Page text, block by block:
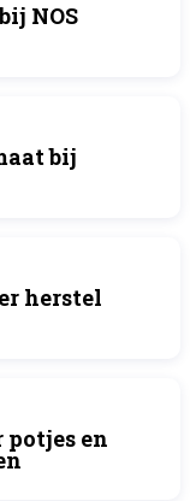
NOS
bij
herstel
en